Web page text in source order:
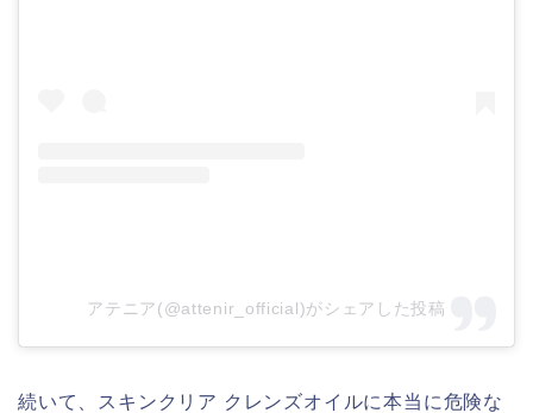
アテニア(@attenir_official)がシェアした投稿
続いて、スキンクリア クレンズオイルに本当に危険な